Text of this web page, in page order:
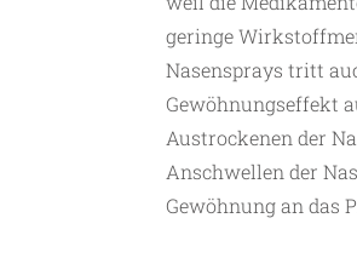
geringe
Nasensprays tritt
Gewöhnungseffekt
Austrockenen der
Anschwellen der
Gewöhnung an das